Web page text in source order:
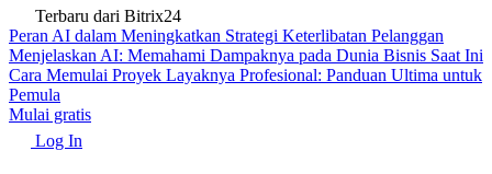
Terbaru dari Bitrix24
Peran AI dalam Meningkatkan Strategi Keterlibatan Pelanggan
Menjelaskan AI: Memahami Dampaknya pada Dunia Bisnis Saat Ini
Cara Memulai Proyek Layaknya Profesional: Panduan Ultima untuk
Pemula
Mulai gratis
Log In